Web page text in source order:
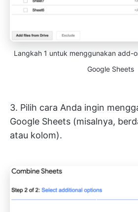
Langkah 1 untuk menggunakan add-
Google Sheets
3. Pilih cara Anda ingin
Google Sheets (misalnya,
atau kolom).